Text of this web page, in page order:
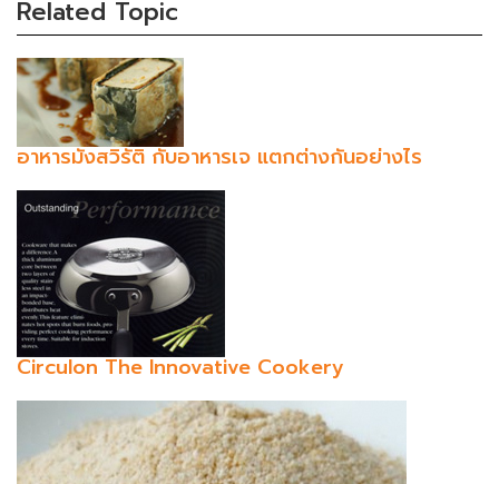
Related Topic
อาหารมังสวิรัติ กับอาหารเจ แตกต่างกันอย่างไร
Circulon The Innovative Cookery